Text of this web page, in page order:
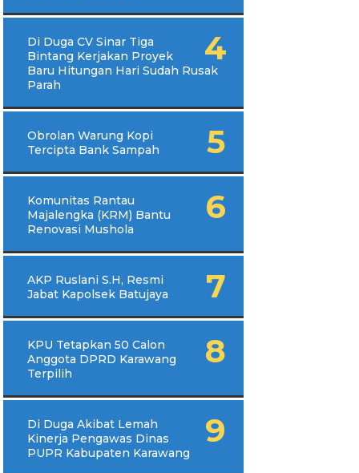
Di Duga CV Sinar Tiga
Bintang Kerjakan Proyek
Baru Hitungan Hari Sudah Rusak
Parah
Obrolan Warung Kopi
Tercipta Bank Sampah
Komunitas Rantau
Majalengka (KRM) Bantu
Renovasi Mushola
AKP Ruslani S.H, Resmi
Jabat Kapolsek Batujaya
KPU Tetapkan 50 Calon
Anggota DPRD Karawang
Terpilih
Di Duga Akibat Lemah
Kinerja Pengawas Dinas
PUPR Kabupaten Karawang